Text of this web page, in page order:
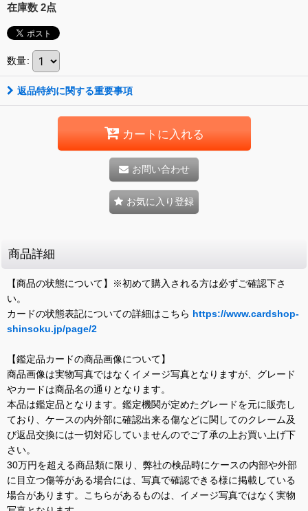
在庫数 2点
数量:
返品特約に関する重要事項
カートに入れる
お問い合わせ
お気に入り登録
商品詳細
【商品の状態について】※初めて購入される方は必ずご確認下さ
い。
カードの状態表記についての詳細はこちら https://www.cardshop-
shinsoku.jp/page/2
【鑑定品カードの商品画像について】
商品画像は実物写真ではなくイメージ写真となりますが、グレード
やカードは商品名の通りとなります。
本品は鑑定品となります。鑑定機関が定めたグレードを元に販売し
ており、ケースの内外部に確認出来る傷などに関してのクレーム及
び返品交換には一切対応していませんのでご了承の上お買い上げ下
さい。
30万円を超える商品類に限り、弊社の検品時にケースの内部や外部
に目立つ傷等がある場合には、写真で確認できる様に掲載している
場合があります。こちらがあるものは、イメージ写真ではなく実物